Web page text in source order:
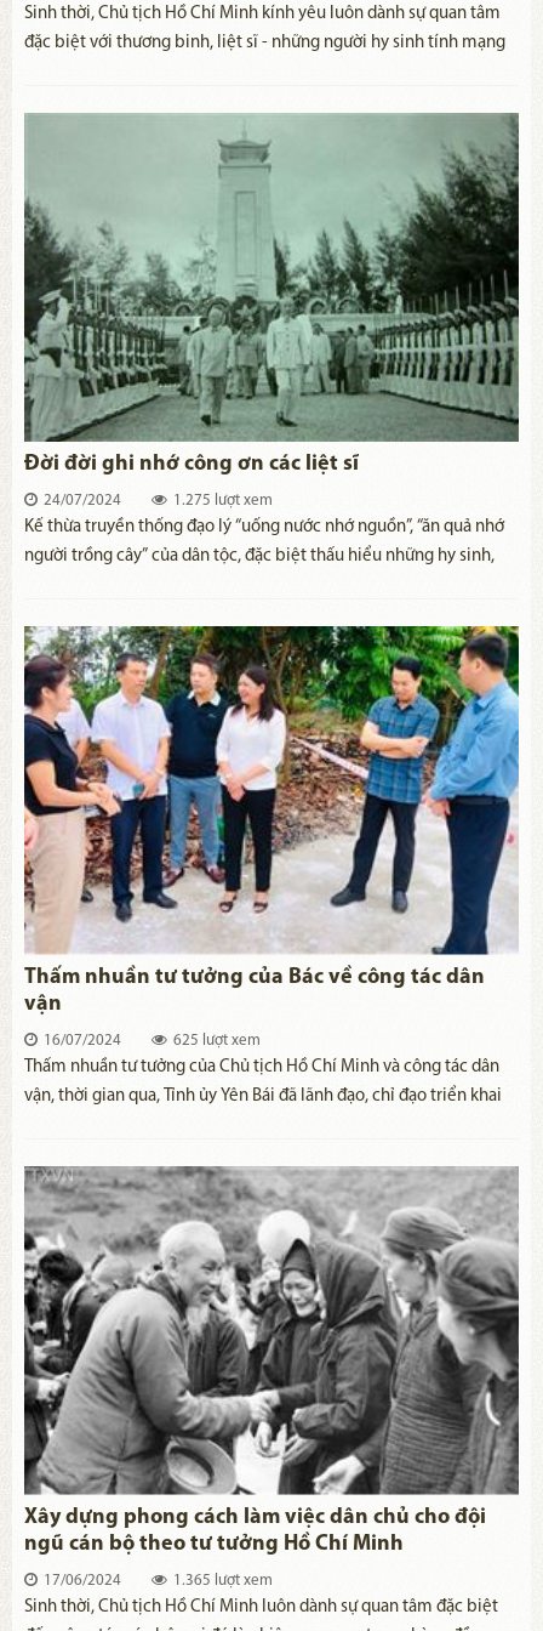
​Sinh thời, Chủ tịch Hồ Chí Minh kính yêu luôn dành sự quan tâm
đặc biệt với thương binh, liệt sĩ - những người hy sinh tính mạng
ta ghi nhớ công lao to lớn của các đồng chí thương binh, liệt sĩ:
“Máu đào của các liệt sĩ ấy đã làm cho lá cờ cách mạng thêm đỏ
chói. Sự hy sinh anh dũng của các liệt sĩ đã chuẩn bị cho đất nước
ta nở hoa độc lập, kết quả tự do. Nhân dân ta đời đời ghi nhớ công
ơn các liệt sĩ và chúng ta phải luôn luôn học tập tinh thần dũng
cảm của các liệt sĩ để vượt qua tất cả mọi khó khăn, gian khổ,
hoàn thành sự nghiệp cách mạng mà các liệt sĩ đã chuyển lại cho
chúng ta”.
Đời đời ghi nhớ công ơn các liệt sĩ
24/07/2024 1.275 lượt xem
​Kế thừa truyền thống đạo lý “uống nước nhớ nguồn”, “ăn quả nhớ
người trồng cây” của dân tộc, đặc biệt thấu hiểu những hy sinh,
những người con anh dũng ấy”. Đây là trách nhiệm của toàn Đảng,
toàn dân, của cả hệ thống chính trị từ Trung ương đến địa phương,
của thế hệ đi sau đối với sự hy sinh lớn lao của thế hệ đi trước.
Thấm nhuần tư tưởng của Bác về công tác dân
vận
16/07/2024 625 lượt xem
Thấm nhuần tư tưởng của Chủ tịch Hồ Chí Minh và công tác dân
vận, thời gian qua, Tỉnh ủy Yên Bái đã lãnh đạo, chỉ đạo triển khai
lợi các mục tiêu phát triển kinh tế - xã hội, giữ vững an ninh chính
trị, trật tự an toàn xã hội trên địa bàn. Đồng thời củng cố, tăng
cường mối quan hệ máu thịt giữa Đảng, Nhà nước với nhân dân.
Xây dựng phong cách làm việc dân chủ cho đội
ngũ cán bộ theo tư tưởng Hồ Chí Minh
17/06/2024 1.365 lượt xem
​Sinh thời, Chủ tịch Hồ Chí Minh luôn dành sự quan tâm đặc biệt